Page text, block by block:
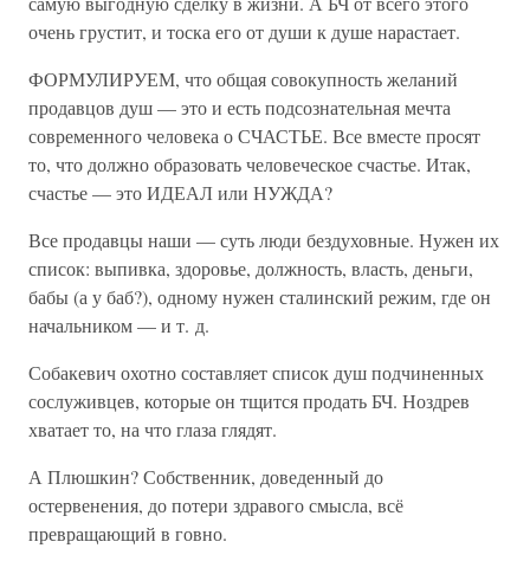
очень грустит, и тоска его от души к душе нарастает.
ФОРМУЛИРУЕМ, что общая совокупность желаний
продавцов душ — это и есть подсознательная мечта
современного человека о СЧАСТЬЕ. Все вместе просят
то, что должно образовать человеческое счастье. Итак,
счастье — это ИДЕАЛ или НУЖДА?
Все продавцы наши — суть люди бездуховные. Нужен их
список: выпивка, здоровье, должность, власть, деньги,
бабы (а у баб?), одному нужен сталинский режим, где он
начальником — и т. д.
Собакевич охотно составляет список душ подчиненных
сослуживцев, которые он тщится продать БЧ. Ноздрев
хватает то, на что глаза глядят.
А Плюшкин? Собственник, доведенный до
остервенения, до потери здравого смысла, всё
превращающий в говно.